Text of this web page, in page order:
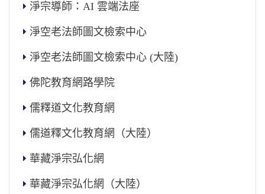
淨宗導師：AI 雲端法座
淨空老法師圖文檢索中心
淨空老法師圖文檢索中心 (大陸)
佛陀教育網路學院
儒釋道文化教育網
儒道釋文化教育網（大陸）
華藏淨宗弘化網
華藏淨宗弘化網（大陸）